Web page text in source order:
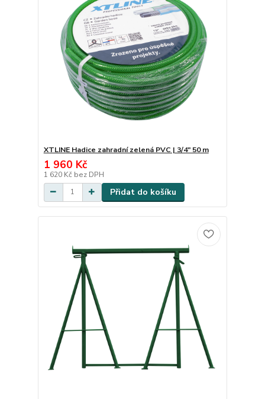
XTLINE Hadice zahradní zelená PVC | 3/4" 50 m
1 960 Kč
1 620 Kč bez DPH
Přidat do košíku